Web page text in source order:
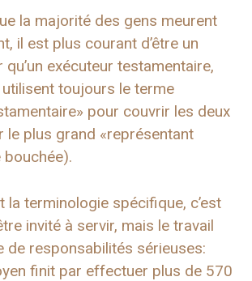
la majorité des gens meurent
il est plus courant d’être un
exécuteur testamentaire,
toujours le terme
pour couvrir les deux
le plus grand «représentant
bouchée).
la terminologie spécifique, c’est
invité à servir, mais le travail
de responsabilités sérieuses:
finit par effectuer plus de 570